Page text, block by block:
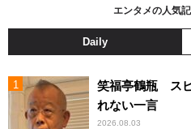
エンタメの人気
Daily
笑福亭鶴瓶 ス
れない一言
2026.08.03